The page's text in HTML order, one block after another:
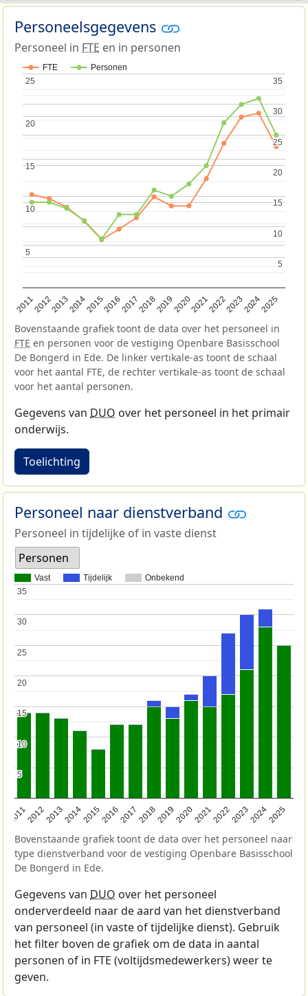
Personeelsgegevens
Personeel in FTE en in personen
FTE Personen
201120122013201420152016201720182019202020212022202320242025
5
5
10
10
15
15
20
20
25
25
5
5
10
10
15
15
20
20
25
25
30
30
35
35
Bovenstaande grafiek toont de data over het personeel in
FTE en personen voor de vestiging Openbare Basisschool
De Bongerd in Ede. De linker vertikale-as toont de schaal
voor het aantal FTE, de rechter vertikale-as toont de schaal
voor het aantal personen.
Gegevens van DUO over het personeel in het primair
onderwijs.
Toelichting
Personeel naar dienstverband
Personeel in tijdelijke of in vaste dienst
Personen
Vast Tijdelijk Onbekend
201120122013201420152016201720182019202020212022202320242025
5
5
10
10
15
15
20
20
25
25
30
30
35
35
Bovenstaande grafiek toont de data over het personeel naar
type dienstverband voor de vestiging Openbare Basisschool
De Bongerd in Ede.
Gegevens van DUO over het personeel
onderverdeeld naar de aard van het dienstverband
van personeel (in vaste of tijdelijke dienst). Gebruik
het filter boven de grafiek om de data in aantal
personen of in FTE (voltijdsmedewerkers) weer te
geven.